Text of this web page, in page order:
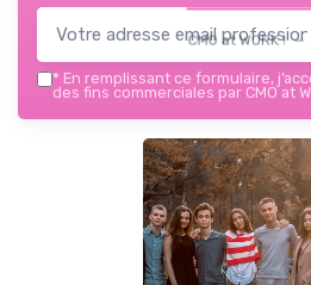
CMO at WORK ! —
* En remplissant ce formulaire,
des fins commerciales par CMO at